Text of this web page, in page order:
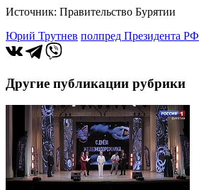
Источник: Правительство Бурятии
Юрий Трутнев полпред Президента РФ
Другие публикации рубрики